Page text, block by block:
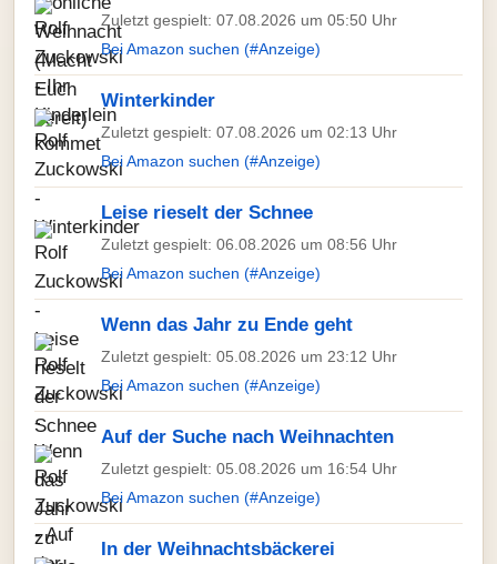
Zuletzt gespielt: 07.08.2026 um 05:50 Uhr
Bei Amazon suchen (#Anzeige)
Winterkinder
Zuletzt gespielt: 07.08.2026 um 02:13 Uhr
Bei Amazon suchen (#Anzeige)
Leise rieselt der Schnee
Zuletzt gespielt: 06.08.2026 um 08:56 Uhr
Bei Amazon suchen (#Anzeige)
Wenn das Jahr zu Ende geht
Zuletzt gespielt: 05.08.2026 um 23:12 Uhr
Bei Amazon suchen (#Anzeige)
Auf der Suche nach Weihnachten
Zuletzt gespielt: 05.08.2026 um 16:54 Uhr
Bei Amazon suchen (#Anzeige)
In der Weihnachtsbäckerei